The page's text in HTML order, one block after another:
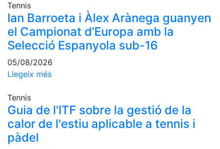
del
Campionat
Social
Normativa
Pàdel
Escola de
Pàdel
Campionat
Tennis
Ian Barroeta i Àlex Arànega guanyen
el Campionat d’Europa amb la
Selecció Espanyola sub-16
05/08/2026
Llegeix més
Tennis
Guia de l'ITF sobre la gestió de la
calor de l'estiu aplicable a tennis i
pàdel